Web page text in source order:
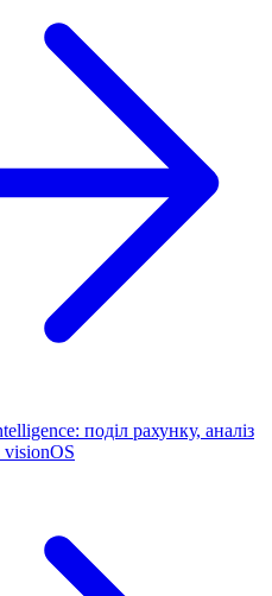
поділ рахунку, аналіз
visionOS